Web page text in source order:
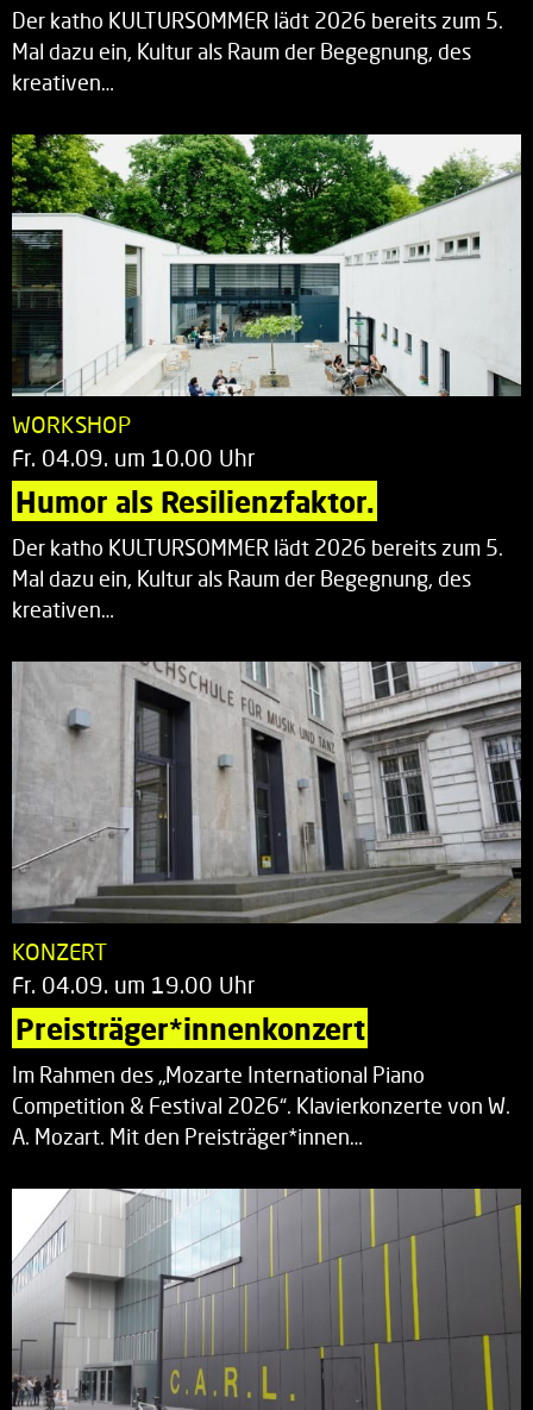
Der katho KULTURSOMMER lädt 2026 bereits zum 5.
Mal dazu ein, Kultur als Raum der Begegnung, des
kreativen…
WORKSHOP
Fr. 04.09. um 10.00 Uhr
Humor als Resilienzfaktor.
Der katho KULTURSOMMER lädt 2026 bereits zum 5.
Mal dazu ein, Kultur als Raum der Begegnung, des
kreativen…
KONZERT
Fr. 04.09. um 19.00 Uhr
Preisträger*innenkonzert
Im Rahmen des „Mozarte International Piano
Competition & Festival 2026“. Klavierkonzerte von W.
A. Mozart. Mit den Preisträger*innen…